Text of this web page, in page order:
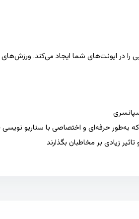
را در ایونت‌های شما ایجاد می‌کند. ورزش‌های
که به‌طور حرفه‌ای و اختصاصی با سناریو
زیادی بر مخاطبان بگذارند